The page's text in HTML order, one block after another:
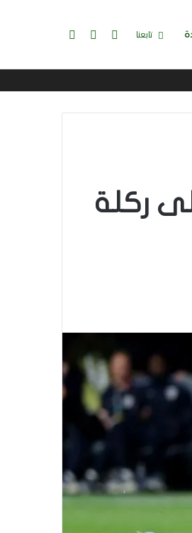
إضافة تسجيل تابعنا
على ركلة